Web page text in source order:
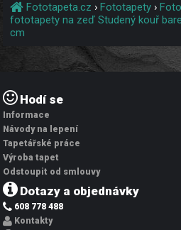
Fototapeta.cz ›Fototapety ›
fototapety na zeď Studený kouř
cm
Hodí se
Informace
Návody na lepení
Tapetářské práce
Výroba tapet
Odstoupit od smlouvy
Dotazy a objednávky
608 778 488
Kontakty